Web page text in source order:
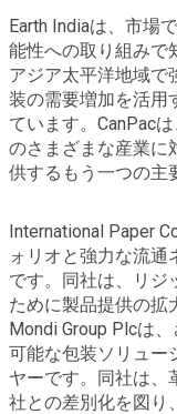
Earth Indiaは、市場
能性への取り組みで
アジア太平洋地域で
装の需要増加を活用
ています。CanPac
のさまざまな産業に
供するもう一つの主
International Paper
ォリオと強力な流通
です。同社は、リジ
ために製品提供の拡
Mondi Group Plcは
可能な包装ソリュー
ヤーです。同社は、
社との差別化を図り